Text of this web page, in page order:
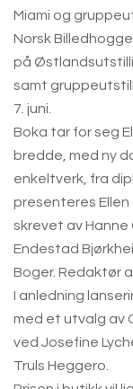
Miami og
Norsk
på
samt
7. juni.
Boka tar for seg
bredde, med ny
enkeltverk, fra
presenteres
skrevet av Hanne
Endestad
Boger. Redaktør
I anledning
med et utvalg av
ved Josefine
Truls Heggero.